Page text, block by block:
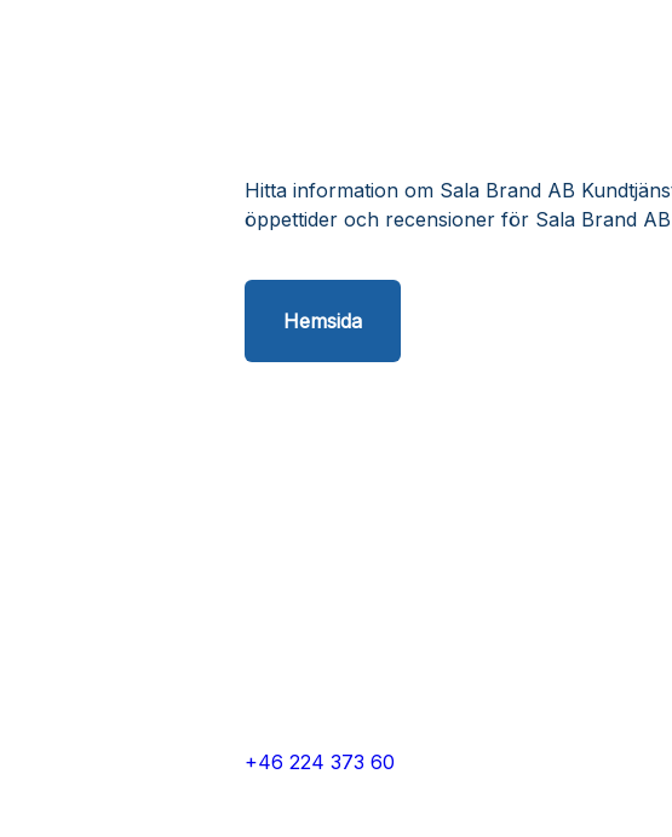
Hitta information om Sala Brand AB
öppettider och recensioner för Sala Brand
Hemsida
+46 224 373 60